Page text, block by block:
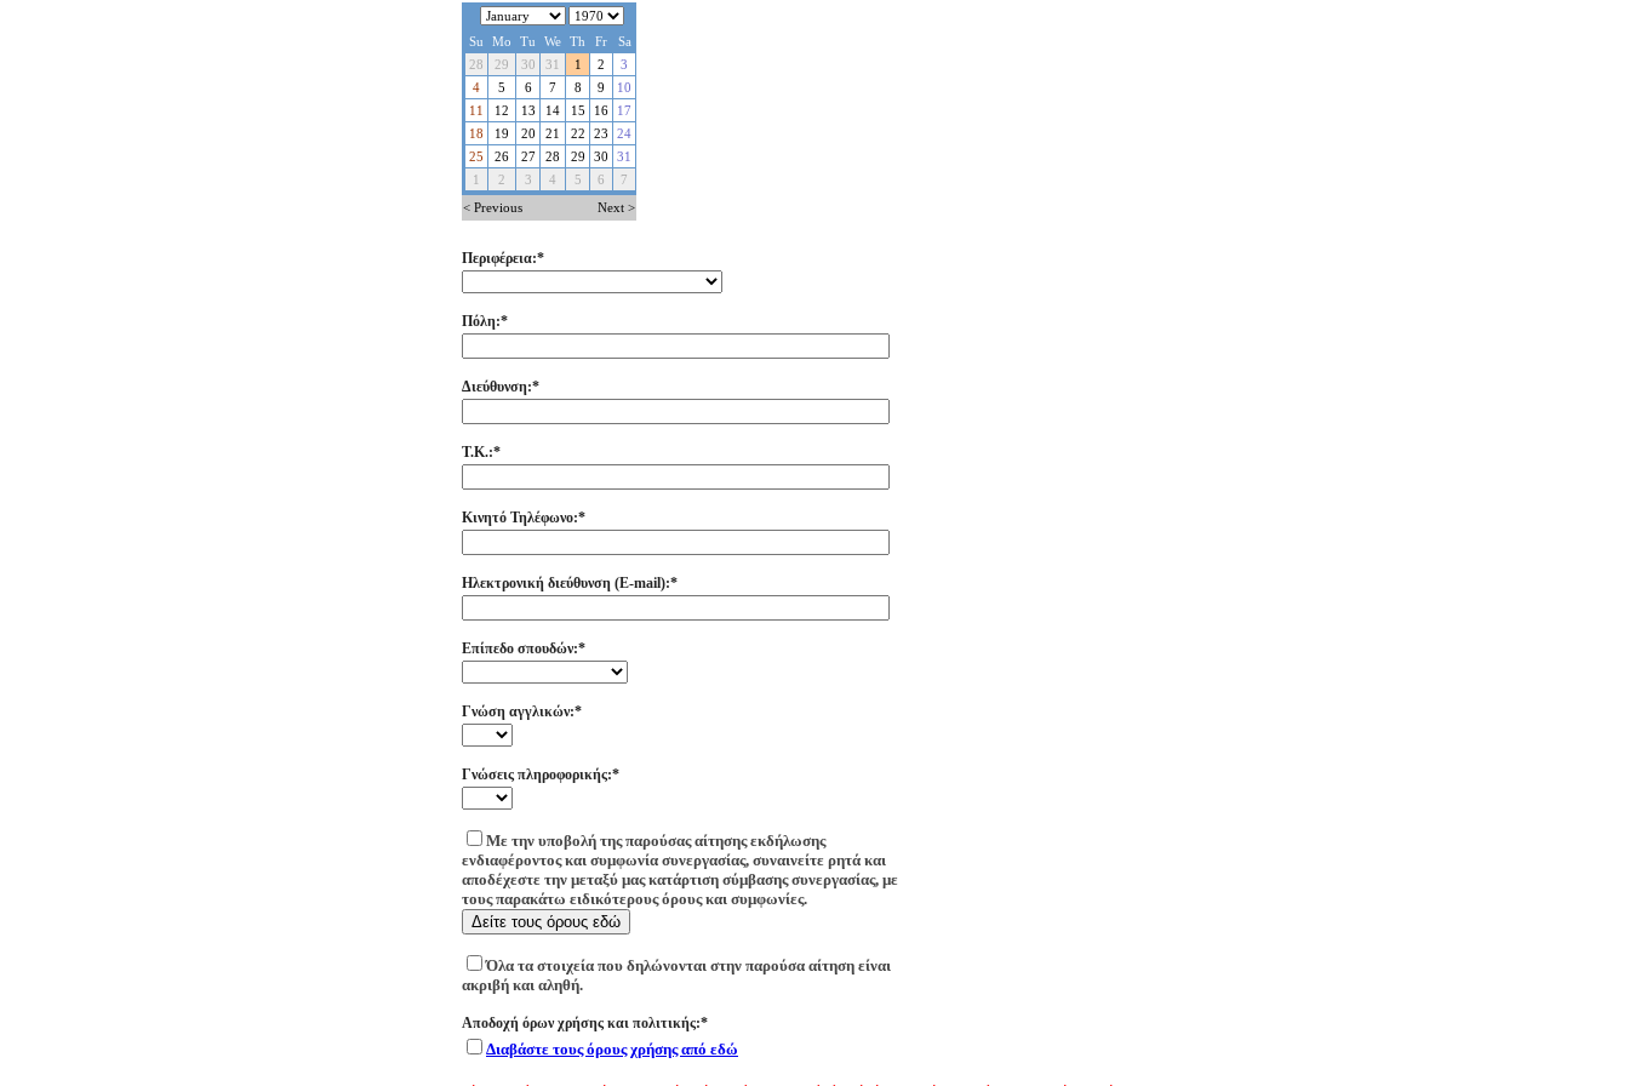
Περιφέρεια:*
Πόλη:*
Διεύθυνση:*
Τ.Κ.:*
Κινητό Τηλέφωνο:*
Ηλεκτρονική διεύθυνση (E-mail):*
Επίπεδο σπουδών:*
Γνώση αγγλικών:*
Γνώσεις πληροφορικής:*
Με την υποβολή της παρούσας αίτησης εκδήλωσης
ενδιαφέροντος και συμφωνία συνεργασίας, συναινείτε ρητά και
αποδέχεστε την μεταξύ μας κατάρτιση σύμβασης συνεργασίας, με
τους παρακάτω ειδικότερους όρους και συμφωνίες.
Δείτε τους όρους εδώ
Όλα τα στοιχεία που δηλώνονται στην παρούσα αίτηση είναι
ακριβή και αληθή.
Αποδοχή όρων χρήσης και πολιτικής:*
Διαβάστε τους όρους χρήσης από εδώ